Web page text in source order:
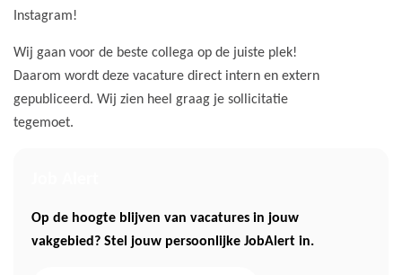
Instagram!
Wij gaan voor de beste collega op de juiste plek!
Daarom wordt deze vacature direct intern en extern
gepubliceerd. Wij zien heel graag je sollicitatie
tegemoet.
Op de hoogte blijven van vacatures in jouw
vakgebied? Stel jouw persoonlijke JobAlert in.